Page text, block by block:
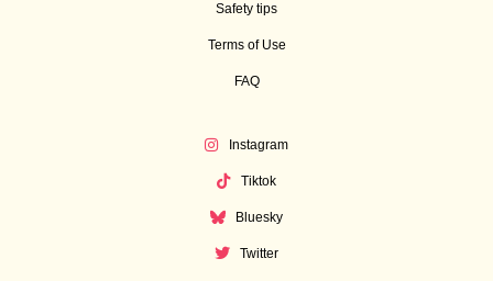
Safety tips
Terms of Use
FAQ
Instagram
Tiktok
Bluesky
Twitter